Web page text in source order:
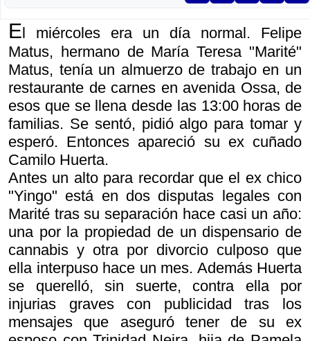
El miércoles era un día normal. Felipe
Matus, hermano de María Teresa "Marité"
Matus, tenía un almuerzo de trabajo en un
restaurante de carnes en avenida Ossa, de
esos que se llena desde las 13:00 horas de
familias. Se sentó, pidió algo para tomar y
esperó. Entonces apareció su ex cuñado
Camilo Huerta.
Antes un alto para recordar que el ex chico
"Yingo" está en dos disputas legales con
Marité tras su separación hace casi un año:
una por la propiedad de un dispensario de
cannabis y otra por divorcio culposo que
ella interpuso hace un mes. Además Huerta
se querelló, sin suerte, contra ella por
injurias graves con publicidad tras los
mensajes que aseguró tener de su ex